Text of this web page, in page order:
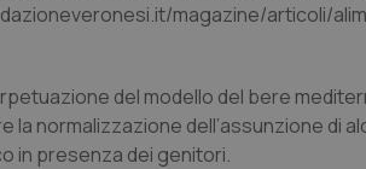
magazine/articoli/
del modello del bere
la normalizzazione dell’assunzione di
in presenza dei genitori.
tracking-sites-